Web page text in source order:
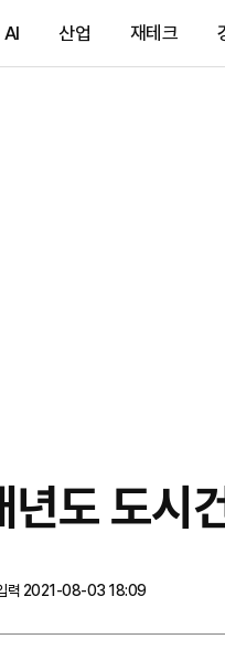
AI 산업 재테크
도 도시
력 2021-08-03 18:09